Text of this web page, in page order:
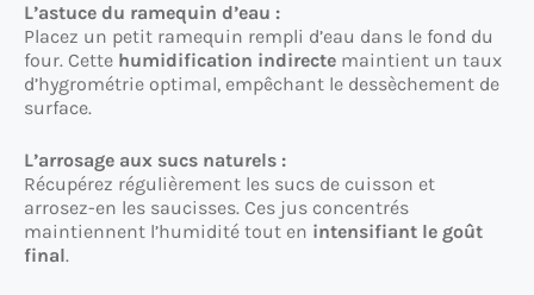
L’astuce du ramequin d’eau :
Placez un petit ramequin rempli d’eau dans le fond du
four. Cette humidification indirecte maintient un taux
d’hygrométrie optimal, empêchant le dessèchement de
surface.
L’arrosage aux sucs naturels :
Récupérez régulièrement les sucs de cuisson et
arrosez-en les saucisses. Ces jus concentrés
maintiennent l’humidité tout en intensifiant le goût
final.